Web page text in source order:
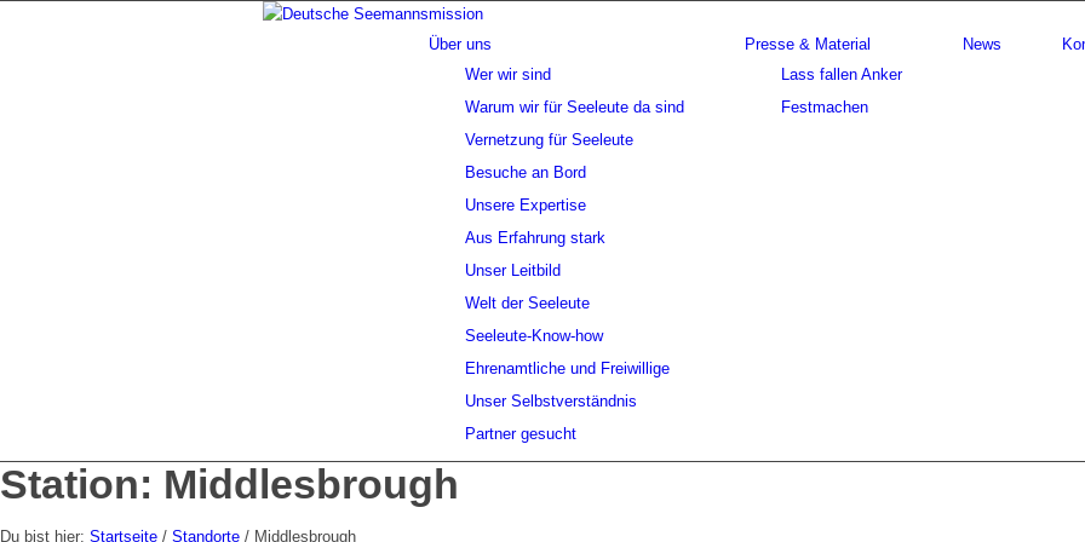
Über uns
Wer wir sind
Warum wir für Seeleute da sind
Vernetzung für Seeleute
Besuche an Bord
Unsere Expertise
Aus Erfahrung stark
Unser Leitbild
Welt der Seeleute
Seeleute-Know-how
Ehrenamtliche und Freiwillige
Unser Selbstverständnis
Partner gesucht
Presse & Material
Lass fallen Anker
Festmachen
News
Station: Middlesbrough
Du bist hier: Startseite / Standorte / Middlesbrough